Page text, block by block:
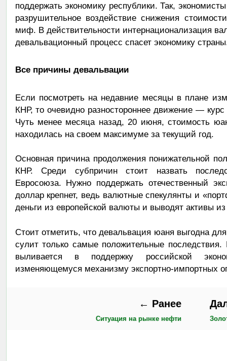
поддержать экономику республики. Так,
разрушительное воздействие снижения
миф. В действительности интернационализация
девальвационный процесс спасет экономику
Все причины девальвации
Если посмотреть на недавние месяцы в плане
КНР, то очевидно разностороннее движение —
Чуть менее месяца назад, 20 июня, стоимость
находилась на своем максимуме за текущий год.
Основная причина продолжения понижательной
КНР. Среди субпричин стоит назвать
Евросоюза. Нужно поддержать отечественный
доллар крепнет, ведь валютные спекулянты и
деньги из европейской валюты и выводят активы
Стоит отметить, что девальвация юаня выгодна
сулит только самые положительные последствия.
выливается в поддержку российской
изменяющемуся механизму экспортно-импортных
← Ранее
Ситуация на рынке нефти